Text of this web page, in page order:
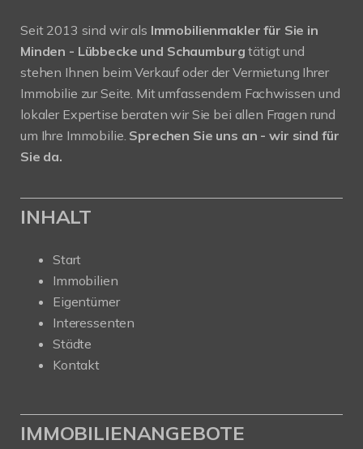
Seit 2013 sind wir als Immobilienmakler für Sie in
Minden - Lübbecke und Schaumburgtätigt und
stehen Ihnen beim Verkauf oder der Vermietung Ihrer
Immobilie zur Seite. Mit umfassendem Fachwissen und
lokaler Expertise beraten wir Sie bei allen Fragen rund
um Ihre Immobilie. Sprechen Sie uns an - wir sind für
Sie da.
INHALT
Start
Immobilien
Eigentümer
Interessenten
Städte
Kontakt
IMMOBILIENANGEBOTE